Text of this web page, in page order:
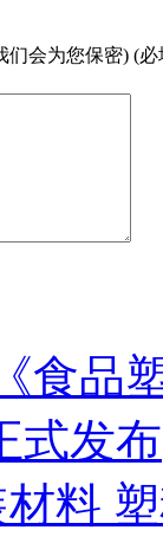
们会为您保密) (必
食品
式发布
材料